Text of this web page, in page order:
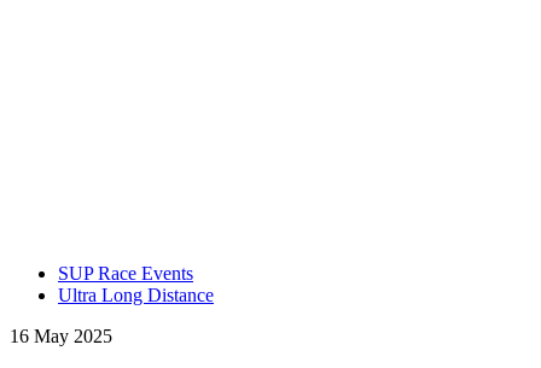
SUP Race Events
Ultra Long Distance
16 May 2025